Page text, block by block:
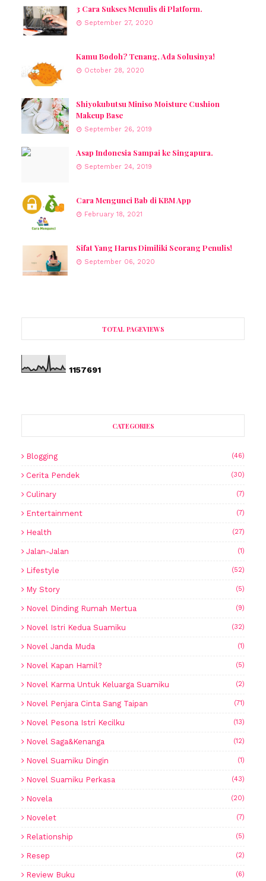
3 Cara Sukses Menulis di Platform.
September 27, 2020
Kamu Bodoh? Tenang, Ada Solusinya!
October 28, 2020
Shiyokubutsu Miniso Moisture Cushion
Makeup Base
September 26, 2019
Asap Indonesia Sampai ke Singapura.
September 24, 2019
Cara Mengunci Bab di KBM App
February 18, 2021
Sifat Yang Harus Dimiliki Seorang Penulis!
September 06, 2020
TOTAL PAGEVIEWS
1157691
CATEGORIES
Blogging (46)
Cerita Pendek (30)
Culinary (7)
Entertainment (7)
Health (27)
Jalan-Jalan (1)
Lifestyle (52)
My Story (5)
Novel Dinding Rumah Mertua (9)
Novel Istri Kedua Suamiku (32)
Novel Janda Muda (1)
Novel Kapan Hamil? (5)
Novel Karma Untuk Keluarga Suamiku (2)
Novel Penjara Cinta Sang Taipan (71)
Novel Pesona Istri Kecilku (13)
Novel Saga&Kenanga (12)
Novel Suamiku Dingin (1)
Novel Suamiku Perkasa (43)
Novela (20)
Novelet (7)
Relationship (5)
Resep (2)
Review Buku (6)